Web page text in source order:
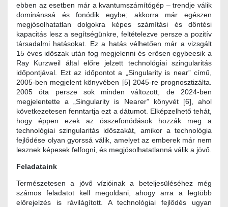
ebben az esetben már a kvantumszámítógép – trendje válik
dominánssá és fonódik egybe; akkorra már egészen
megjósolhatatlan dolgokra képes számítási és döntési
kapacitás lesz a segítségünkre, feltételezve persze a pozitív
társadalmi hatásokat. Ez a hatás vélhetően már a vizsgált
15 éves időszak után fog megjelenni és erősen egybeesik a
Ray Kurzweil által előre jelzett technológiai szingularitás
időpontjával. Ezt az időpontot a „Singularity is near” című,
2005-ben megjelent könyvében [5] 2045-re prognosztizálta.
2005 óta persze sok minden változott, de 2024-ben
megjelentette a „Singularity is Nearer” könyvét [6], ahol
következetesen fenntartja ezt a dátumot. Elképzelhető tehát,
hogy éppen ezek az összefonódások hozzák meg a
technológiai szingularitás időszakát, amikor a technológia
fejlődése olyan gyorssá válik, amelyet az emberek már nem
lesznek képesek felfogni, és megjósolhatatlanná válik a jövő.
Feladataink
Természetesen a jövő vízióinak a beteljesüléséhez még
számos feladatot kell megoldani, ahogy arra a legtöbb
előrejelzés is rávilágított. A technológiai fejlődés ugyan